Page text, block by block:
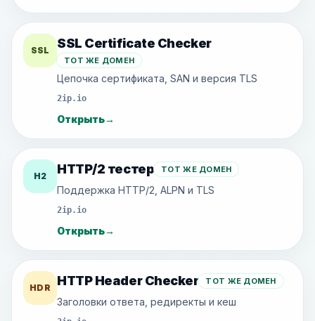
SSL SSL Certificate Checker
ТОТ ЖЕ ДОМЕН
Цепочка сертификата, SAN и версия TLS
2ip.io
Открыть→
H2 HTTP/2 тестер ТОТ ЖЕ ДОМЕН
Поддержка HTTP/2, ALPN и TLS
2ip.io
Открыть→
HDR HTTP Header Checker ТОТ ЖЕ ДОМЕН
Заголовки ответа, редиректы и кеш